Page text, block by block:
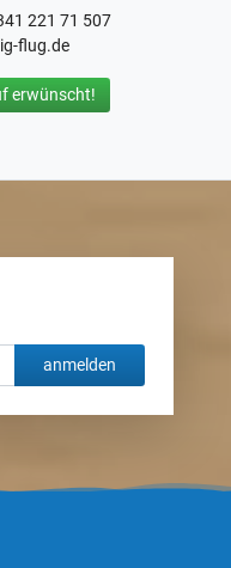
221 71 507
flug.de
erwünscht!
anmelden